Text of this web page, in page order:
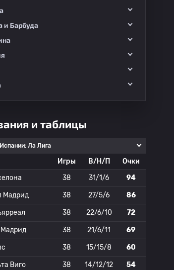
и Барбуда
и таблицы
Ла Лига
Игры В/Н/П
Очки
38 31/1/6 94
Мадрид 38 27/5/6 86
38 22/6/10 72
38 21/6/11 69
38 15/15/8 60
Виго 38 14/12/12 54